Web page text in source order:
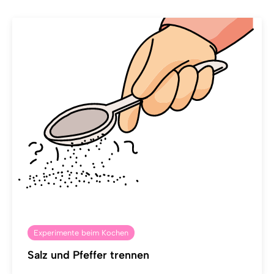
Experimente beim Kochen
Salz und Pfeffer trennen